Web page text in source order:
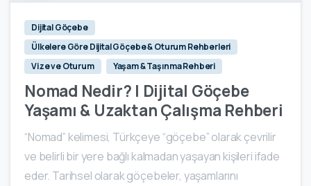
Dijital Göçebe
Ülkelere Göre Dijital Göçebe & Oturum Rehberleri
Vize ve Oturum
Yaşam & Taşınma Rehberi
Nomad Nedir? | Dijital Göçebe
Yaşamı & Uzaktan Çalışma Rehberi
“Nomad” kelimesi, Türkçeye “göçebe” olarak çevrilir
ve belirli bir yere bağlı kalmadan yaşayan kişileri ifade
eder. Tarihsel olarak göçebeler, yaşamlarını